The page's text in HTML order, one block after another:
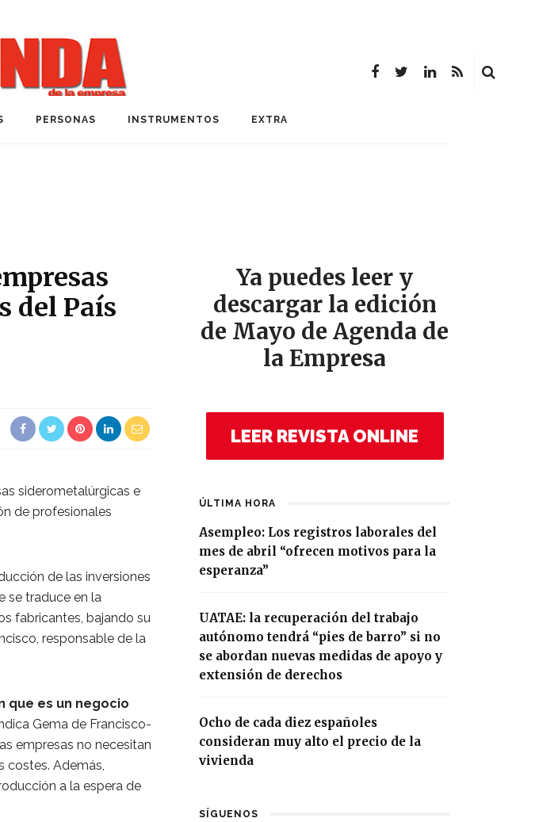
PERSONAS INSTRUMENTOS EXTRA
del País
siderometalúrgicas e
de profesionales
de las inversiones
se traduce en la
fabricantes, bajando su
responsable de la
que es un negocio
Gema de Francisco-
empresas no necesitan
costes. Además,
a la espera de
Ya puedes leer y
descargar la edición
de Mayo de Agenda de
la Empresa
LEER REVISTA ONLINE
ÚLTIMA HORA
Asempleo: Los registros laborales del
mes de abril “ofrecen motivos para la
esperanza”
UATAE: la recuperación del trabajo
autónomo tendrá “pies de barro” si no
se abordan nuevas medidas de apoyo y
extensión de derechos
Ocho de cada diez españoles
consideran muy alto el precio de la
vivienda
SÍGUENOS